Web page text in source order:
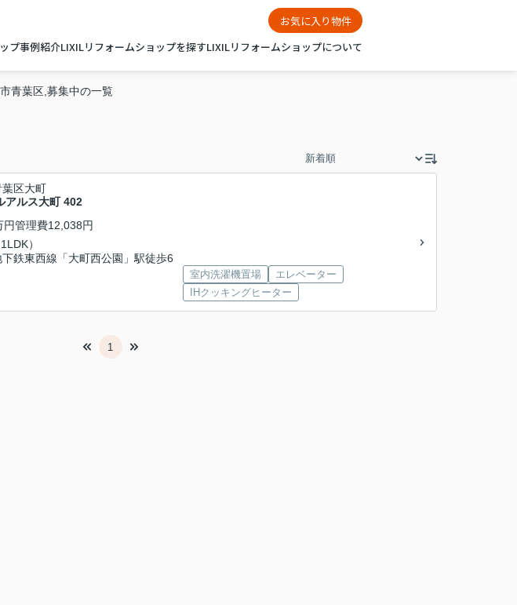
お気に入り物件
プ事例紹介LIXILリフォームショップを探すLIXILリフォームショップについて
青葉区,募集中の一覧
区大町
アルス大町 402
円管理費12,038円
）
鉄東西線「大町西公園」駅徒歩6
室内洗濯機置場
エレベーター
IHクッキングヒーター
1